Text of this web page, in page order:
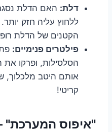
דלת: האם הדלת
ללחוץ עליה חזק
הקטנים של הדלת
פילטרים פנימיים:
הסלסילות, ופרקו
אותם היטב מלכלוך,
קריטי!
"איפוס